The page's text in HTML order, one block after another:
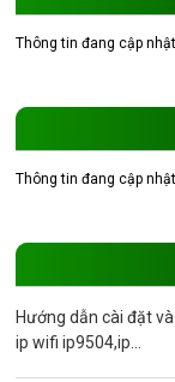
Đầu ghi hình
Đầu ghi camera
Máy bộ đàm
Bảng giá
Thông tin đang cập
Thông tin đang cập
Hướng dẫn cài đặt
ip wifi ip9504,ip...